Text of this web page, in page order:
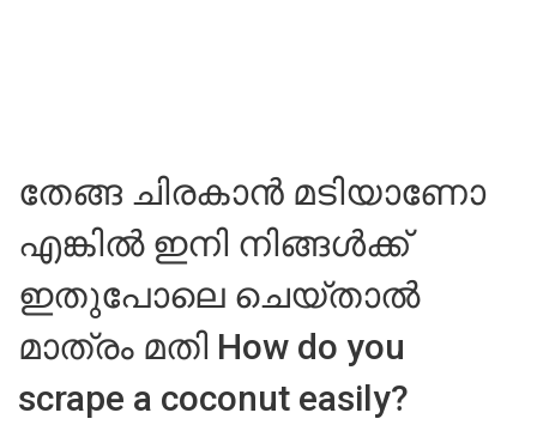
തേങ്ങ ചിരകാൻ മടിയാണോ
എങ്കിൽ ഇനി നിങ്ങൾക്ക്
ഇതുപോലെ ചെയ്താൽ
മാത്രം മതി How do you
scrape a coconut easily?